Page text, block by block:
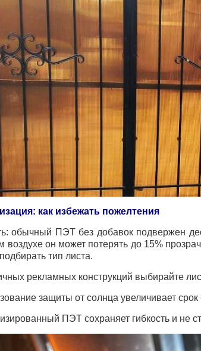
как избежать пожелтения
обычный ПЭТ без добавок подвержен
воздухе он может потерять до 15%
тип листа.
рекламных конструкций выбирайте
защиты от солнца увеличивает
ПЭТ сохраняет гибкость и не